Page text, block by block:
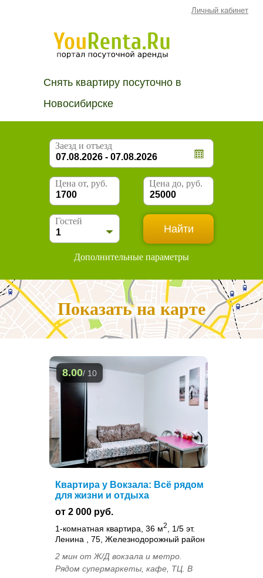
Личный кабинет
Снять квартиру посуточно в
Новосибирске
Заезд и отъезд
Цена от, руб. Цена до, руб.
Гостей
Дополнительные параметры
Показать на карте
8.00/ 10
Квартира у Вокзала: Всё рядом
для жизни и отдыха
от 2 000 руб.
1-комнатная квартира, 36 м2
, 1/5 эт.
Ленина , 75, Железнодорожный район
2 мин от Ж/Д вокзала и метро.
Рядом супермаркеты, кафе, ТЦ. В